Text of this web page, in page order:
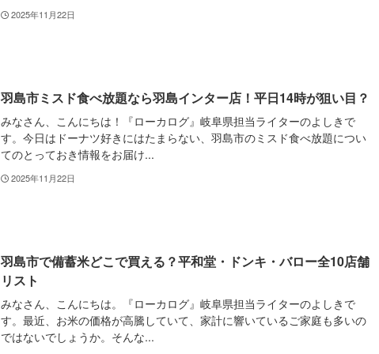
2025年11月22日
羽島市ミスド食べ放題なら羽島インター店！平日14時が狙い目？
みなさん、こんにちは！『ローカログ』岐阜県担当ライターのよしきで
す。今日はドーナツ好きにはたまらない、羽島市のミスド食べ放題につい
てのとっておき情報をお届け...
2025年11月22日
羽島市で備蓄米どこで買える？平和堂・ドンキ・バロー全10店舗
リスト
みなさん、こんにちは。『ローカログ』岐阜県担当ライターのよしきで
す。最近、お米の価格が高騰していて、家計に響いているご家庭も多いの
ではないでしょうか。そんな...